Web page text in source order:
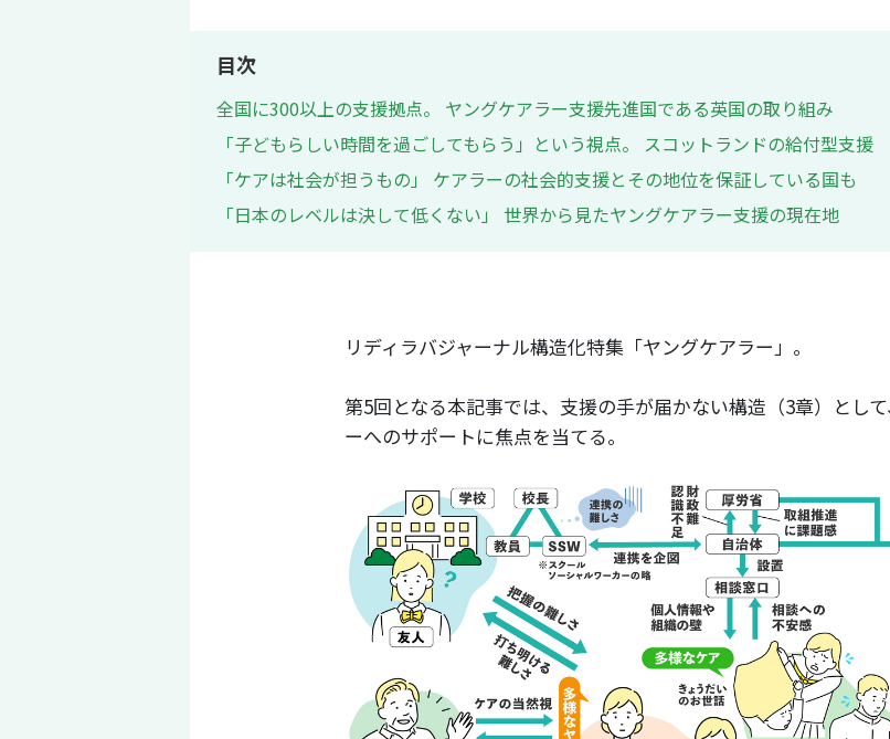
目次
全国に300以上の支援拠点。 ヤングケアラー支援先進国である英国の取り組み
「子どもらしい時間を過ごしてもらう」という視点。 スコットランドの給付型支援
「ケアは社会が担うもの」 ケアラーの社会的支援とその地位を保証している国も
「日本のレベルは決して低くない」 世界から見たヤングケアラー支援の現在地
リディラバジャーナル構造化特集「ヤングケアラー」。
第5回となる本記事では、支援の手が届かない構造（3章）とし
ーへのサポートに焦点を当てる。